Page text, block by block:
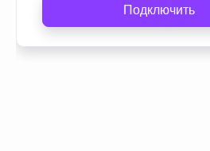
Подключить